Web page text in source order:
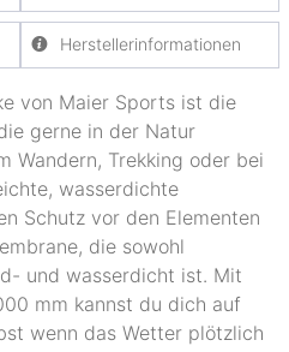
Herstellerinformationen
von Maier Sports ist die
gerne in der Natur
Wandern, Trekking oder bei
wasserdichte
Schutz vor den Elementen
die sowohl
und wasserdicht ist. Mit
mm kannst du dich auf
wenn das Wetter plötzlich